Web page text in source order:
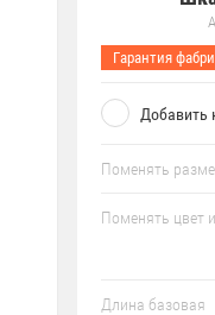
Гарантия
Добавить
Поменять
Поменять цвет
Длина базовая